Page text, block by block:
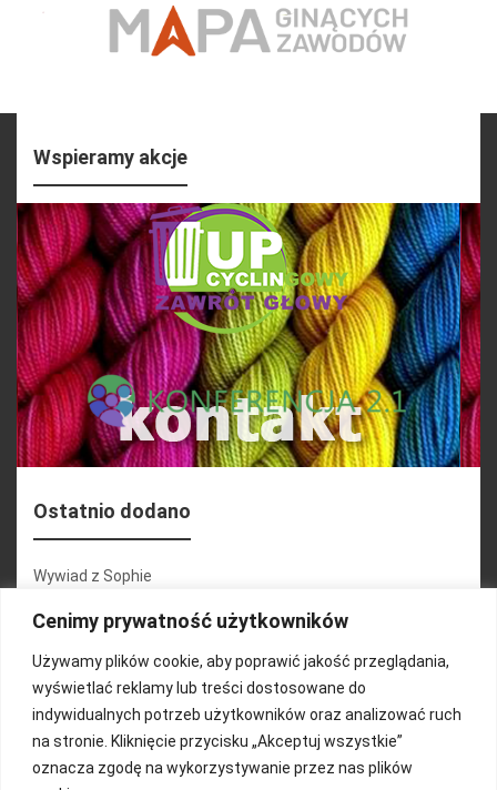
Cenimy prywatność użytkowników
Używamy plików cookie, aby poprawić jakość przeglądania,
wyświetlać reklamy lub treści dostosowane do
indywidualnych potrzeb użytkowników oraz analizować ruch
na stronie. Kliknięcie przycisku „Akceptuj wszystkie”
oznacza zgodę na wykorzystywanie przez nas plików
Wspieramy akcje
Ostatnio dodano
Wywiad z Sophie
Konferencja 2.1
Martyna Wojciechowska
Relacja zdjęciowa 25.09.2024r (cz.2)
Wywiady z uczestnikami